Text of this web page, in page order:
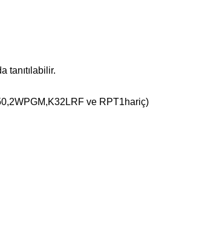
tanıtılabilir.
ve RPT1hariç)